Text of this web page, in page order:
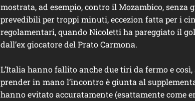
mostrata, ad esempio, contro il Mozambico, senza
prevedibili per troppi minuti, eccezion fatta per i
regolamentari, quando Nicoletti ha pareggiato il
dall’ex giocatore del Prato Carmona.
L’Italia hanno fallito anche due tiri da fermo e
prender in mano l’incontro è giunta al
hanno evitato accuratamente (esattamente come